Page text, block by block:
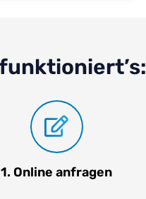
1. Online anfragen